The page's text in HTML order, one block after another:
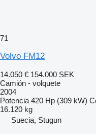
71
Volvo FM12
14.050 € 154.000 SEK
Camión - volquete
2004
Potencia 420 Hp (309 kW)
16.120 kg
Suecia, Stugun